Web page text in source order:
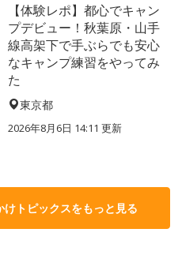
【体験レポ】都心でキャン
プデビュー！秋葉原・山手
線高架下で手ぶらでも安心
なキャンプ練習をやってみ
た
東京都
2026年8月6日 14:11 更新
トピックスをもっと見る